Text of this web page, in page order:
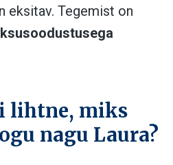
eksitav. Tegemist on
lihtne, miks
nagu Laura?